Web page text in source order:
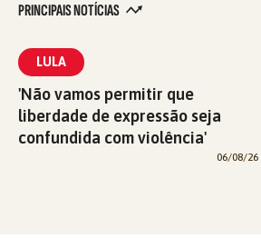
PRINCIPAIS NOTÍCIAS
LULA
'Não vamos permitir que
liberdade de expressão seja
confundida com violência'
06/08/26